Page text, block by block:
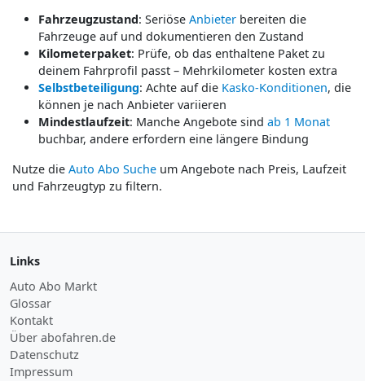
Fahrzeugzustand: Seriöse Anbieter bereiten die
Fahrzeuge auf und dokumentieren den Zustand
Kilometerpaket: Prüfe, ob das enthaltene Paket zu
deinem Fahrprofil passt – Mehrkilometer kosten extra
Selbstbeteiligung: Achte auf die Kasko-Konditionen, die
können je nach Anbieter variieren
Mindestlaufzeit: Manche Angebote sind ab 1 Monat
buchbar, andere erfordern eine längere Bindung
Nutze die Auto Abo Suche um Angebote nach Preis, Laufzeit
und Fahrzeugtyp zu filtern.
Links
Auto Abo Markt
Glossar
Kontakt
Über abofahren.de
Datenschutz
Impressum